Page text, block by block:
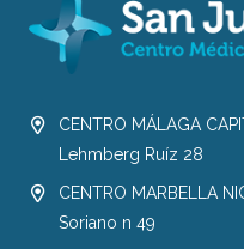
CENTRO MÁLAGA
Lehmberg Ruíz 28
CENTRO MARBELLA
Soriano n 49